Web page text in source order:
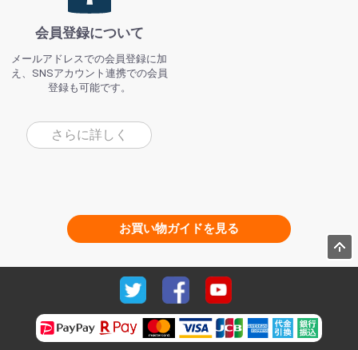
会員登録について
メールアドレスでの会員登録に加
え、SNSアカウント連携での会員
登録も可能です。
さらに詳しく
お買い物ガイドを見る